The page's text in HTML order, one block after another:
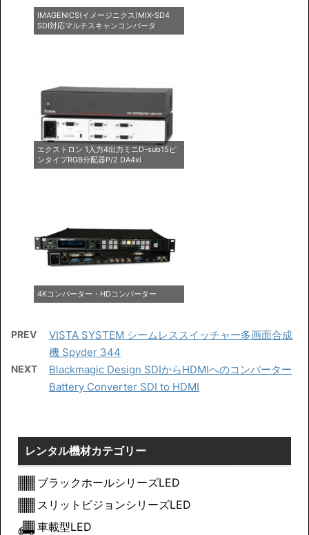
IMAGENICS(イメージニクス)MIX-SD4
SDI対応マルチスキャンコンバータ
エクストロン 1入力4出力ミニD-sub15ピ
ンタイプRGB分配器P/2 DA4xi
4Kコンバーター・HDコンバーター
PREV
VISTA SYSTEM シームレススイッチャー多画面合成
機 Spyder 344
NEXT
Blackmagic Design SDIからHDMIへのコンバーター
Battery Converter SDI to HDMI
レンタル機材カテゴリー
ブラックホールシリーズLED
スリットビジョンシリーズLED
車載型LED